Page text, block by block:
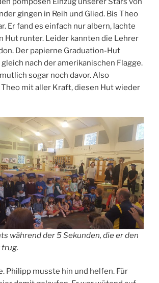
gingen in Reih und Glied. Bis Theo
Er fand es einfach nur albern, lachte
Hut runter. Leider kannten die Lehrer
Der papierne Graduation-Hut
nach der amerikanischen Flagge.
sogar noch davor. Also
mit aller Kraft, diesen Hut wieder
während der 5 Sekunden, die er den
Philipp musste hin und helfen. Für